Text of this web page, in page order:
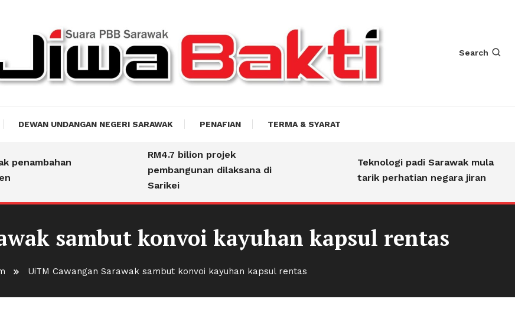
Search
DEWAN UNDANGAN NEGERI SARAWAK PENAFIAN TERMA & SYARAT
RM4.7 bilion projek
pembangunan dilaksana di
Sarikei
Teknologi padi Sarawak mula
tarik perhatian negara jiran
sambut konvoi kayuhan kapsul rentas
UiTM Cawangan Sarawak sambut konvoi kayuhan kapsul rentas
konvoi kayuhan kapsul